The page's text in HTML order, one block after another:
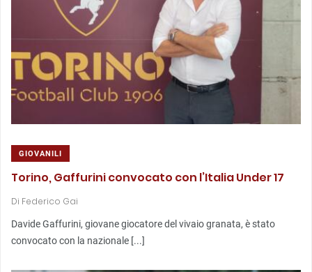
GIOVANILI
Torino, Gaffurini convocato con l’Italia Under 17
Di Federico Gai
Davide Gaffurini, giovane giocatore del vivaio granata, è stato
convocato con la nazionale [...]